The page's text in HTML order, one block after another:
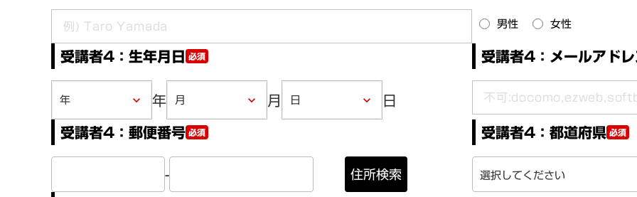
男性 女性
受講者4：生年月日 必須
keyboard_arrow_down 年 keyboard_arrow_down 月 keyboard_arrow_down 日
受講者4：メールアド
受講者4：郵便番号必須
- 住所検索
受講者4：都道府県必須